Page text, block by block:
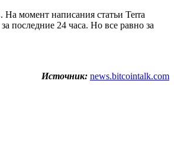
момент написания статьи Terra
последние 24 часа. Но все равно за
Источник: news.bitcointalk.com